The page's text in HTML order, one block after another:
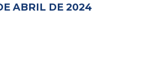
ABRIL DE 2024